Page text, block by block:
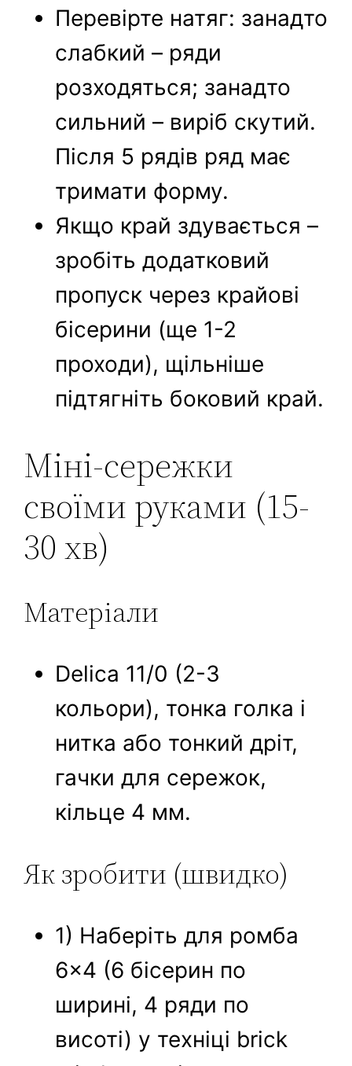
Перевірте натяг: занадто
слабкий – ряди
розходяться; занадто
сильний – виріб скутий.
Після 5 рядів ряд має
тримати форму.
Якщо край здувається –
зробіть додатковий
пропуск через крайові
бісерини (ще 1-2
проходи), щільніше
підтягніть боковий край.
Міні-сережки
своїми руками (15-
30 хв)
Матеріали
Delica 11/0 (2-3
кольори), тонка голка і
нитка або тонкий дріт,
гачки для сережок,
кільце 4 мм.
Як зробити (швидко)
1) Наберіть для ромба
6×4 (6 бісерин по
ширині, 4 ряди по
висоті) у техніці brick